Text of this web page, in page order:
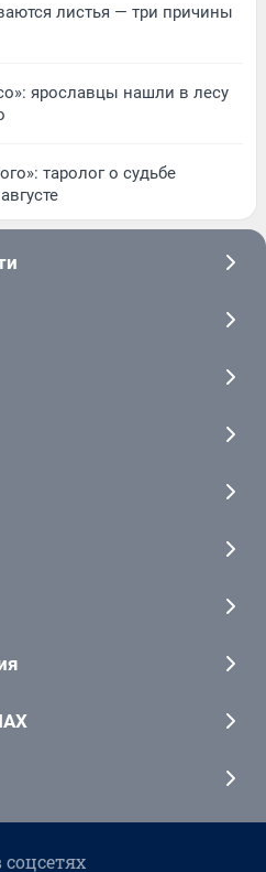
листья — три причины
ярославцы нашли в лесу
таролог о судьбе